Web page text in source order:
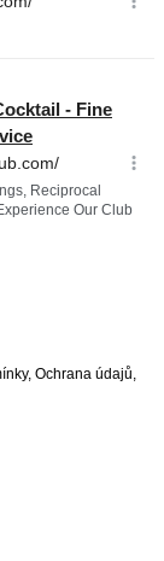
, Ochrana údajů,